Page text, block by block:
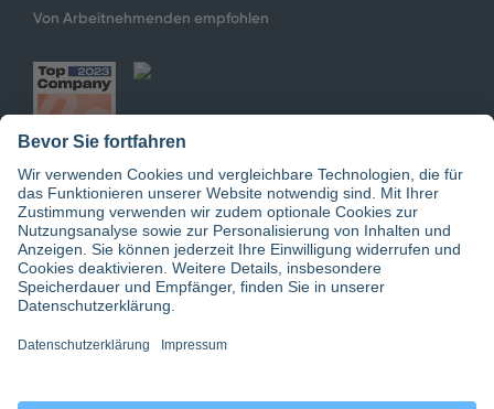
Von Arbeitnehmenden empfohlen
Jetzt doctari App downloaden